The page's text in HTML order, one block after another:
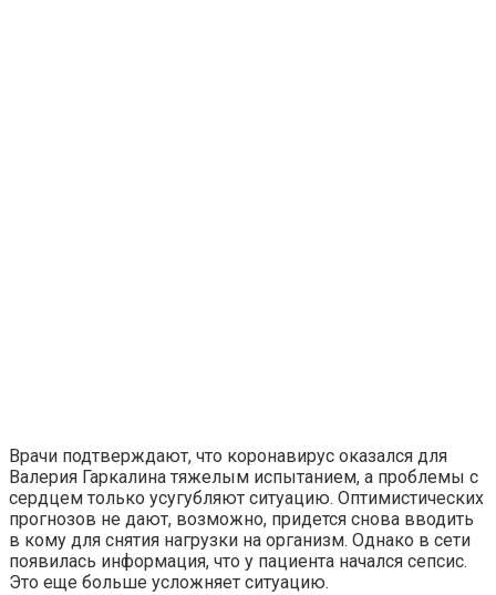
Врачи подтверждают, что коронавирус оказался для
Валерия Гаркалина тяжелым испытанием, а проблемы с
сердцем только усугубляют ситуацию. Оптимистических
прогнозов не дают, возможно, придется снова вводить
в кому для снятия нагрузки на организм. Однако в сети
появилась информация, что у пациента начался сепсис.
Это еще больше усложняет ситуацию.